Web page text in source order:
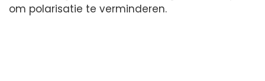
om polarisatie te verminderen.